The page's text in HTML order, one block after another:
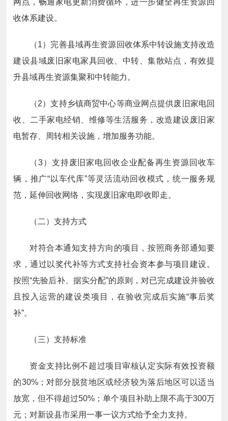
收体系建设。
（1）完善县域再生资源回收体系中转设施支持改造
建设县域废旧家电家具回收、中转、集散站点，有效提
升县域再生资源集聚和中转能力。
（2）支持乡镇商贸中心等商业网点提供废旧家电回
收、二手家电经销、维修等生活服务，改造建设废旧家
电暂存、周转相关设施，增加服务功能。
（3）支持废旧家电回收企业配备再生资源回收车
辆，推广“以车代库”等灵活流动回收模式，统一服务规
范，延伸回收网络，实现废旧家电即收即走。
（二）支持方式
对符合本通知支持方向的项目，按照商务部通知要
求，通过以奖代补等方式支持社会资本参与项目建设。
按照“先验后补、据实分配”的原则，对已完成建设并验收
且投入运营的建设类项目，在验收完成后实施“事后奖
补”。
（三）支持标准
资金支持比例不超过项目审核认定实际有效投资额
的30%；对部分脱贫地区或经济较为落后地区可以适当
放宽，但不得超过50%；单个项目补助上限不高于300万
元；对新设县市采用一事一议方式给予全力支持。